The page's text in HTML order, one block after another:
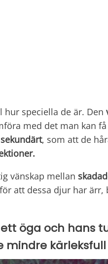
hur speciella de är. Den
med det man kan
, som att de
vänskap mellan
att dessa djur har ärr,
öga och hans
mindre